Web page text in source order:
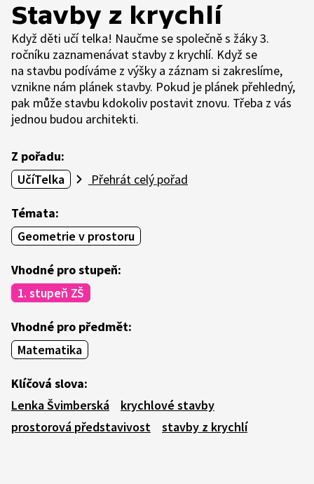
Stavby z krychlí
Když děti učí telka! Naučme se společně s žáky 3.
ročníku zaznamenávat stavby z krychlí. Když se
na stavbu podíváme z výšky a záznam si zakreslíme,
vznikne nám plánek stavby. Pokud je plánek přehledný,
pak může stavbu kdokoliv postavit znovu. Třeba z vás
jednou budou architekti.
Z pořadu:
UčíTelka
Přehrát celý pořad
Témata:
Geometrie v prostoru
Vhodné pro stupeň:
1. stupeň ZŠ
Vhodné pro předmět:
Matematika
Klíčová slova:
Lenka Švimberská
krychlové stavby
prostorová představivost
stavby z krychlí